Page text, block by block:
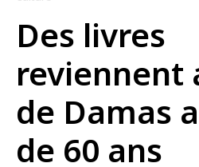
Des livres
reviennent
de Damas
de 60 ans